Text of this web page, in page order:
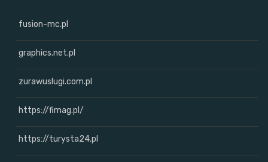
fusion-mc.pl
graphics.net.pl
zurawuslugi.com.pl
https://fimag.pl/
https://turysta24.pl